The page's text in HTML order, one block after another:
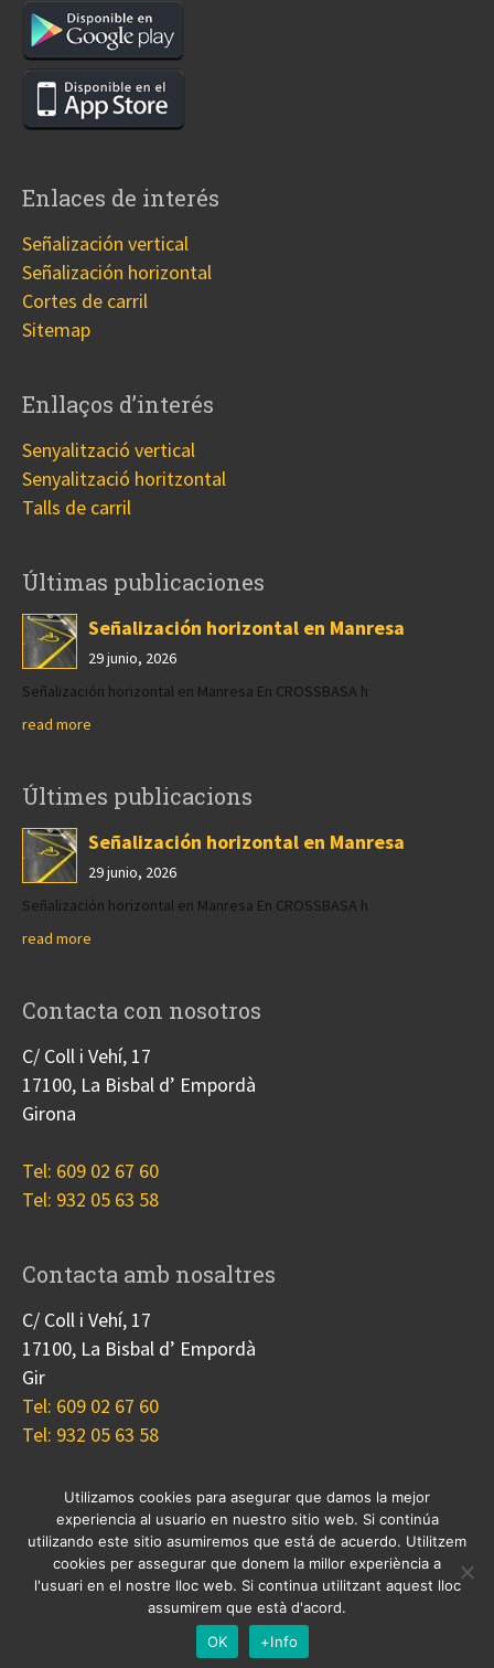
Enlaces de interés
Señalización vertical
Señalización horizontal
Cortes de carril
Sitemap
Enllaços d’interés
Senyalització vertical
Senyalització horitzontal
Talls de carril
Últimas publicaciones
Señalización horizontal en Manresa
29 junio, 2026
Señalización horizontal en Manresa En CROSSBASA h
read more
Últimes publicacions
Señalización horizontal en Manresa
29 junio, 2026
Señalización horizontal en Manresa En CROSSBASA h
read more
Contacta con nosotros
C/ Coll i Vehí, 17
17100, La Bisbal d’ Empordà
Girona
Tel: 609 02 67 60
Tel: 932 05 63 58
Contacta amb nosaltres
C/ Coll i Vehí, 17
17100, La Bisbal d’ Empordà
Gir
Tel: 609 02 67 60
Tel: 932 05 63 58
Nosotros Proyectos Blog
Contacto
Cookies
© 2017 Copyright, diseñoGuia33 SL, grupo
Empresarial.
Utilizamos cookies para asegurar que damos la mejor
experiencia al usuario en nuestro sitio web. Si continúa
utilizando este sitio asumiremos que está de acuerdo. Utilitzem
cookies per assegurar que donem la millor experiència a
l'usuari en el nostre lloc web. Si continua utilitzant aquest lloc
assumirem que està d'acord.
OK
+Info